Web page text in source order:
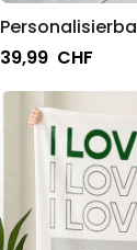
39,99 CHF